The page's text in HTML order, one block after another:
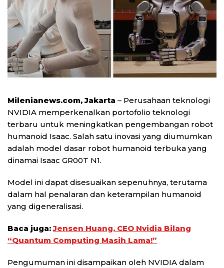
Milenianews.com, Jakarta – Perusahaan teknologi
NVIDIA memperkenalkan portofolio teknologi
terbaru untuk meningkatkan pengembangan robot
humanoid Isaac. Salah satu inovasi yang diumumkan
adalah model dasar robot humanoid terbuka yang
dinamai Isaac GR00T N1.
Model ini dapat disesuaikan sepenuhnya, terutama
dalam hal penalaran dan keterampilan humanoid
yang digeneralisasi.
Baca juga:Jensen Huang, CEO Nvidia Bilang
“Quantum Computing Masih Lama!”
Pengumuman ini disampaikan oleh NVIDIA dalam